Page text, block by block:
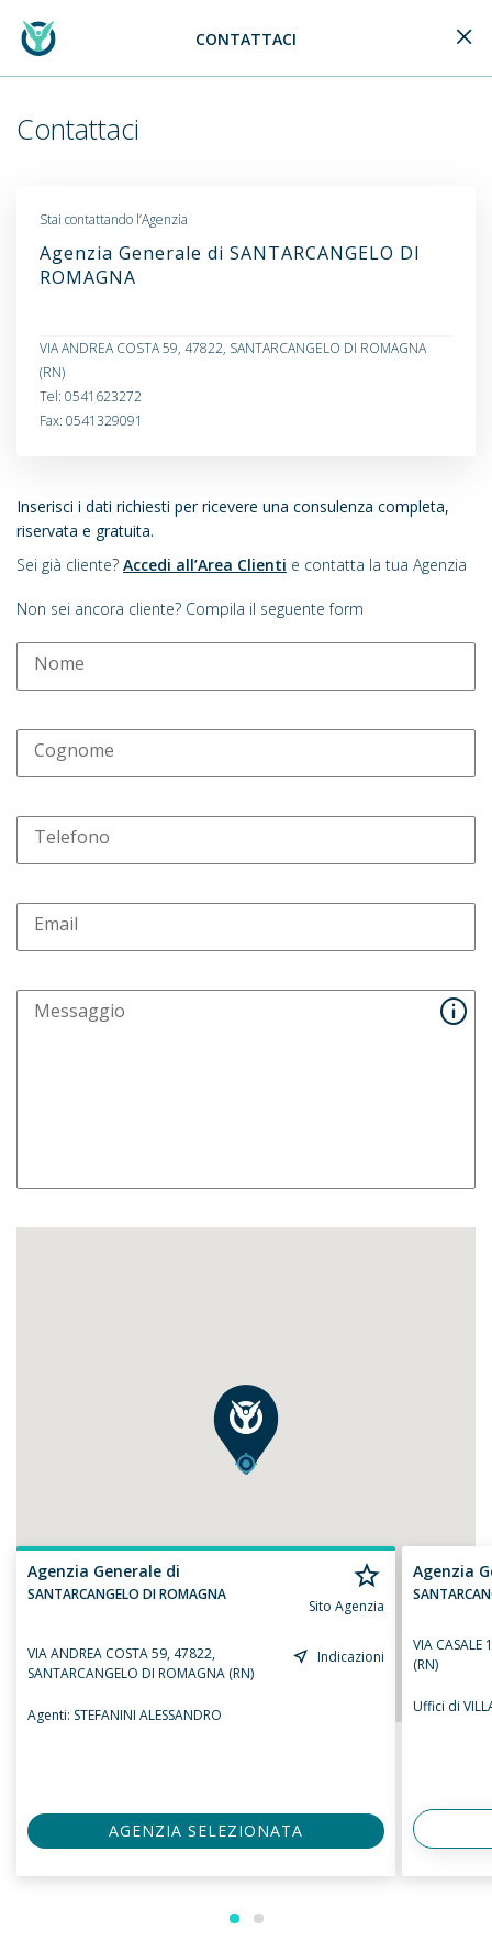
Generali Logo CONTATTACI
Contattaci
Inserisci i dati richiesti per ricevere una consulenza completa,
riservata e gratuita.
Sei già cliente? Accedi all’Area Clienti e contatta la tua Agenzia
Non sei ancora cliente? Compila il seguente form
Nome
Cognome
Telefono
Email
Messaggio
Stai contattando l’Agenzia
Agenzia Generale di SANTARCANGELO DI
ROMAGNA
VIA ANDREA COSTA 59, 47822, SANTARCANGELO DI ROMAGNA
(RN)
Tel: 0541623272
Fax: 0541329091
Agenzia Generale di
SANTARCANGELO DI ROMAGNA
Sito Agenzia
VIA ANDREA COSTA 59, 47822,
SANTARCANGELO DI ROMAGNA (RN)
Indicazioni
Agenti: STEFANINI ALESSANDRO
AGENZIA SELEZIONATA
Agenzia
VIA CASALE
(RN)
Uffici di